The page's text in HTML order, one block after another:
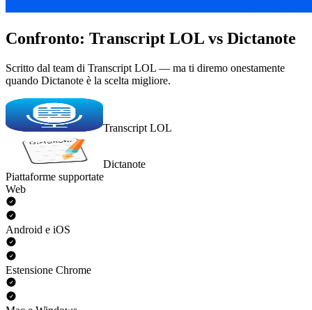
Confronto: Transcript LOL vs Dictanote
Scritto dal team di Transcript LOL — ma ti diremo onestamente
quando Dictanote è la scelta migliore.
Transcript LOL
Dictanote
Piattaforme supportate
Web
Android e iOS
Estensione Chrome